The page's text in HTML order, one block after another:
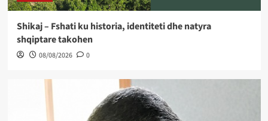
Shikaj – Fshati ku historia, identiteti dhe natyra
shqiptare takohen
08/08/2026 0